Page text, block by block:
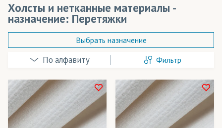
Холсты и нетканные материалы -
назначение: Перетяжки
Декорации
Календари
Выбрать назначение
Фильтр
В наличии